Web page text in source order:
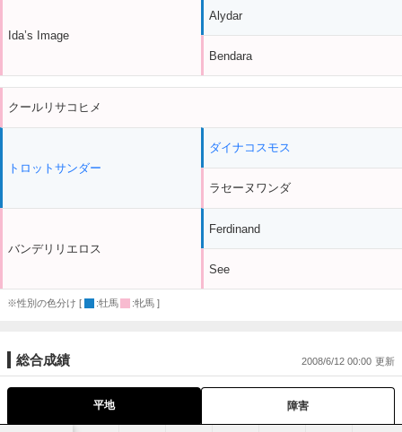
Ida’s Image
Alydar
Bendara
クールリサコヒメ
トロットサンダー
バンデリリエロス
ダイナコスモス
ラセーヌワンダ
Ferdinand
See
※性別の色分け [ :牡馬 :牝馬 ]
総合成績 2008/6/12 00:00
平地 障害